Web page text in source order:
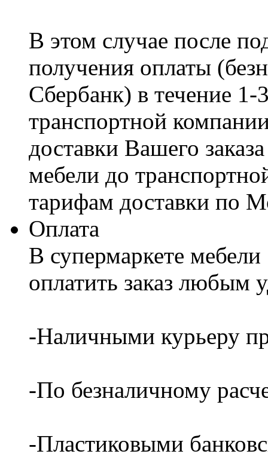
В этом случае после
получения оплаты
Сбербанк) в течение
транспортной
доставки Вашего
мебели до
тарифам доставки по
Оплата
В супермаркете
оплатить заказ любым
-Наличными курьеру
-По безналичному
-Пластиковыми